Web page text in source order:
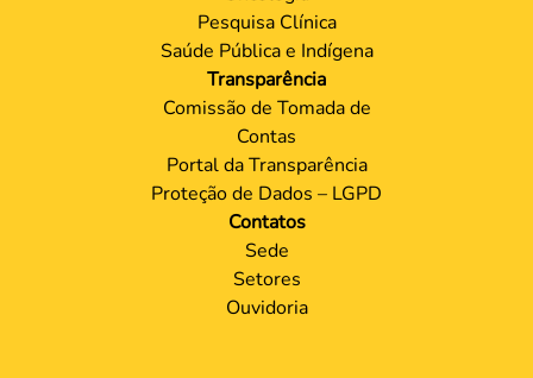
Pesquisa Clínica
Saúde Pública e Indígena
Transparência
Comissão de Tomada de
Contas
Portal da Transparência
Proteção de Dados – LGPD
Contatos
Sede
Setores
Ouvidoria